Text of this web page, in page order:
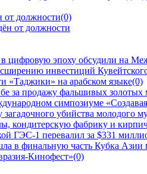
от должности(0)
цифровую эпоху обсудили на
инвестиций
«Таджики» на арабском языке(0)
за продажу фальшивых золотых
симпозиуме
убийства молодого
кондитерскую фабрику и
ГЭС-1 перевалил за $331
в финальную часть Кубка Азии
Кинофест»(0)